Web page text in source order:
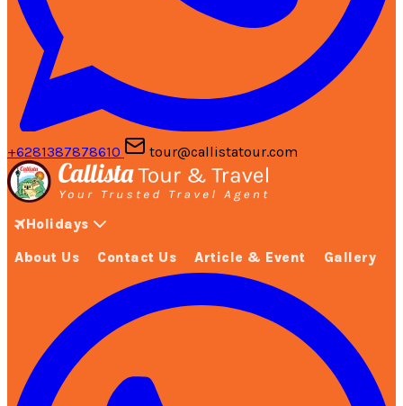
+6281387878610 tour@callistatour.com
Holidays
About Us Contact Us Article & Event Gallery